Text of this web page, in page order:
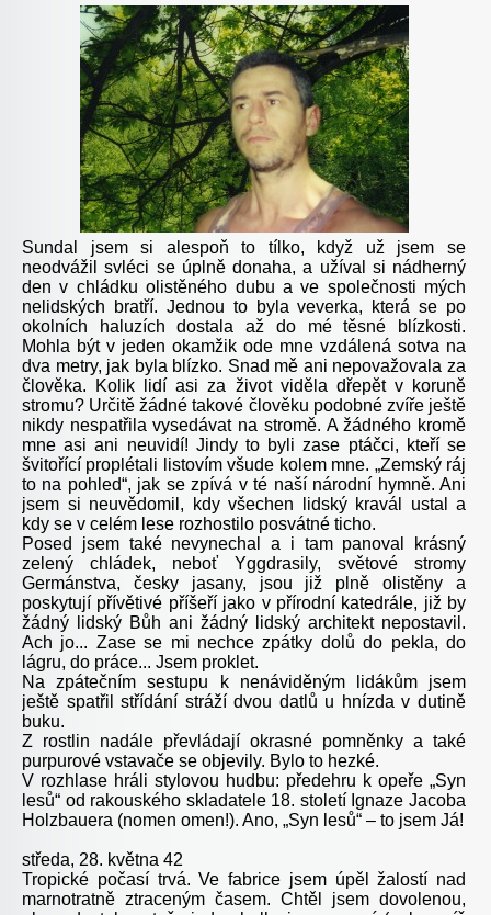
Sundal jsem si alespoň to tílko, když už jsem se
neodvážil svléci se úplně donaha, a užíval si nádherný
den v chládku olistěného dubu a ve společnosti mých
nelidských bratří. Jednou to byla veverka, která se po
okolních haluzích dostala až do mé těsné blízkosti.
Mohla být v jeden okamžik ode mne vzdálená sotva na
dva metry, jak byla blízko. Snad mě ani nepovažovala za
člověka. Kolik lidí asi za život viděla dřepět v koruně
stromu? Určitě žádné takové člověku podobné zvíře ještě
nikdy nespatřila vysedávat na stromě. A žádného kromě
mne asi ani neuvidí! Jindy to byli zase ptáčci, kteří se
švitořící proplétali listovím všude kolem mne. „Zemský ráj
to na pohled“, jak se zpívá v té naší národní hymně. Ani
jsem si neuvědomil, kdy všechen lidský kravál ustal a
kdy se v celém lese rozhostilo posvátné ticho.
Posed jsem také nevynechal a i tam panoval krásný
zelený chládek, neboť Yggdrasily, světové stromy
Germánstva, česky jasany, jsou již plně olistěny a
poskytují přívětivé příšeří jako v přírodní katedrále, již by
žádný lidský Bůh ani žádný lidský architekt nepostavil.
Ach jo... Zase se mi nechce zpátky dolů do pekla, do
lágru, do práce... Jsem proklet.
Na zpátečním sestupu k nenáviděným lidákům jsem
ještě spatřil střídání stráží dvou datlů u hnízda v dutině
buku.
Z rostlin nadále převládají okrasné pomněnky a také
purpurové vstavače se objevily. Bylo to hezké.
V rozhlase hráli stylovou hudbu: předehru k opeře „Syn
lesů“ od rakouského skladatele 18. století Ignaze Jacoba
Holzbauera (nomen omen!). Ano, „Syn lesů“ – to jsem Já!
středa, 28. května 42
Tropické počasí trvá. Ve fabrice jsem úpěl žalostí nad
marnotratně ztraceným časem. Chtěl jsem dovolenou,